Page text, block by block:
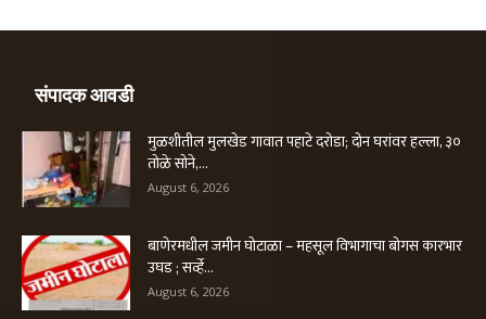
संपादक आवडी
मुळशीतील मुलखेड गावात पहाटे दरोडा; दोन घरांवर हल्ला, ३०
तोळे सोने,...
August 6, 2026
बाणेरमधील जमीन घोटाळा – महसूल विभागाचा बोगस कारभार
उघड ; सर्व्हे...
August 6, 2026